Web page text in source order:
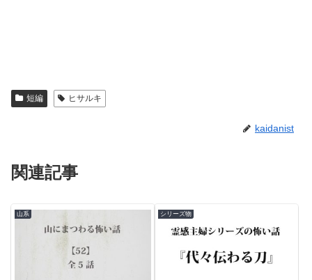
短編 ヒサルキ
kaidanist
関連記事
山系 シリーズ物